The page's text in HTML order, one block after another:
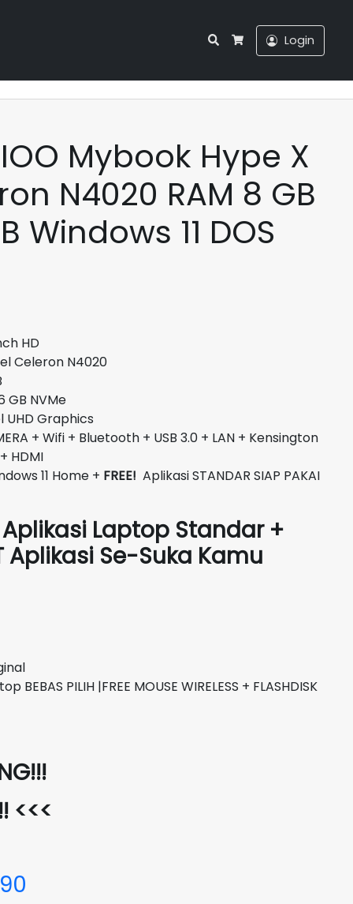
Search
Cart
Login
Mybook Hype X
N4020 RAM 8 GB
Windows 11 DOS
HD
N4020
NVMe
Graphics
+ Wifi + Bluetooth + USB 3.0 + LAN + Kensington
HDMI
11 Home + FREE! Aplikasi STANDAR SIAP PAKAI
Aplikasi Laptop Standar +
Aplikasi Se-Suka Kamu
BEBAS PILIH |FREE MOUSE WIRELESS + FLASHDISK
<<<